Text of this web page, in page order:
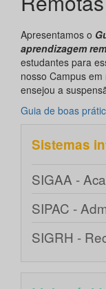
Apresentamos o
aprendizagem
estudantes para
nosso Campus
ensejou a
Guia de boas
Sistemas
SIGAA -
SIPAC -
SIGRH -